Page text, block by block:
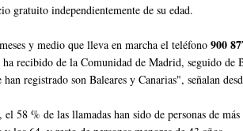
gratuito independientemente de su edad.
y medio que lleva en marcha el teléfono 900
ha recibido de la Comunidad de Madrid, seguido
han registrado son Baleares y Canarias", señalan
el 58 % de las llamadas han sido de personas de